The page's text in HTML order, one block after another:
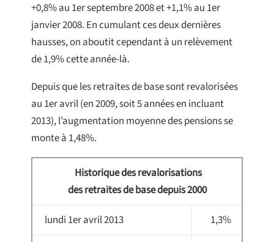
+0,8% au 1er septembre 2008 et +1,1% au 1er
janvier 2008. En cumulant ces deux dernières
hausses, on aboutit cependant à un relèvement
de 1,9% cette année-là.
Depuis que les retraites de base sont revalorisées
au 1er avril (en 2009, soit 5 années en incluant
2013), l’augmentation moyenne des pensions se
monte à 1,48%.
Historique des revalorisations
des retraites de base depuis 2000
lundi 1er avril 2013 1,3%